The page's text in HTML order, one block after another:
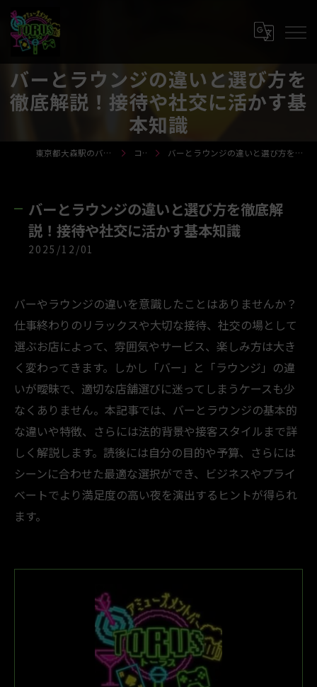
バーとラウンジの違いと選び方を
徹底解説！接待や社交に活かす基
本知識
東京都大森駅のバーならTORUS-トーラス- コラム バーとラウンジの違いと選び方を徹底解説！接待や社交に活かす基本知識
バーとラウンジの違いと選び方を徹底解
説！接待や社交に活かす基本知識
2025/12/01
バーやラウンジの違いを意識したことはありませんか？
仕事終わりのリラックスや大切な接待、社交の場として
選ぶお店によって、雰囲気やサービス、楽しみ方は大き
く変わってきます。しかし「バー」と「ラウンジ」の違
いが曖昧で、適切な店舗選びに迷ってしまうケースも少
なくありません。本記事では、バーとラウンジの基本的
な違いや特徴、さらには法的背景や接客スタイルまで詳
しく解説します。読後には自分の目的や予算、さらには
シーンに合わせた最適な選択ができ、ビジネスやプライ
ベートでより満足度の高い夜を演出するヒントが得られ
ます。